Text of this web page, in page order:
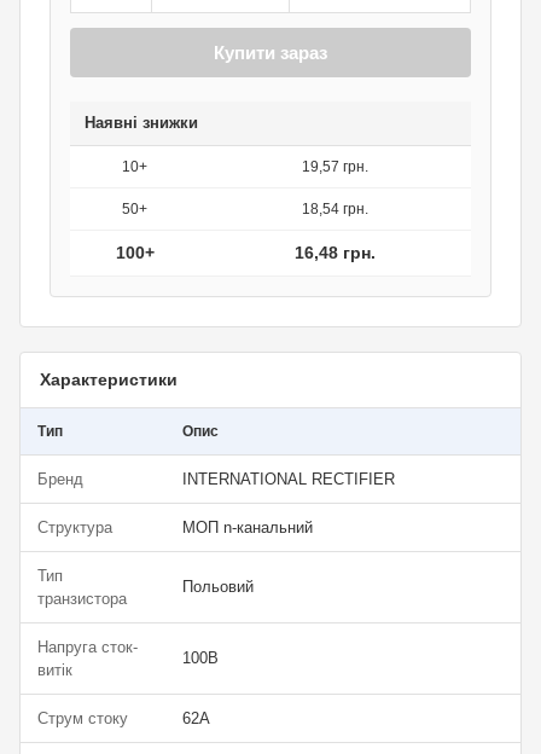
Купити зараз
Наявні знижки
10+ 19,57 грн.
50+ 18,54 грн.
100+ 16,48 грн.
Характеристики
Тип Опис
Бренд INTERNATIONAL RECTIFIER
Структура МОП n-канальний
Тип
транзистора
Польовий
Напруга сток-
витік
100В
Струм стоку 62А